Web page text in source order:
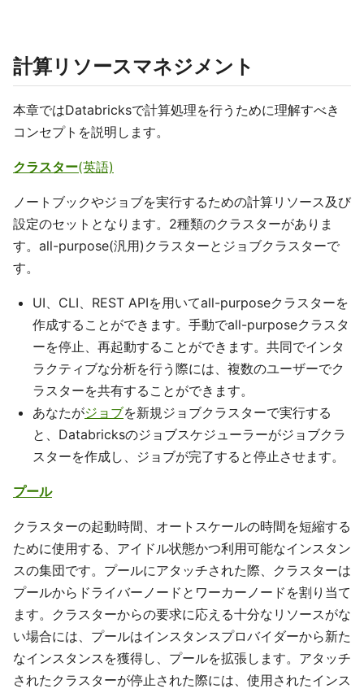
計算リソースマネジメント
本章ではDatabricksで計算処理を行うために理解すべき
コンセプトを説明します。
クラスター(英語)
ノートブックやジョブを実行するための計算リソース及び
設定のセットとなります。2種類のクラスターがありま
す。all-purpose(汎用)クラスターとジョブクラスターで
す。
UI、CLI、REST APIを用いてall-purposeクラスターを
作成することができます。手動でall-purposeクラスタ
ーを停止、再起動することができます。共同でインタ
ラクティブな分析を行う際には、複数のユーザーでク
ラスターを共有することができます。
あなたがジョブを新規ジョブクラスターで実行する
と、Databricksのジョブスケジューラーがジョブクラ
スターを作成し、ジョブが完了すると停止させます。
プール
クラスターの起動時間、オートスケールの時間を短縮する
ために使用する、アイドル状態かつ利用可能なインスタン
スの集団です。プールにアタッチされた際、クラスターは
プールからドライバーノードとワーカーノードを割り当て
ます。クラスターからの要求に応える十分なリソースがな
い場合には、プールはインスタンスプロバイダーから新た
なインスタンスを獲得し、プールを拡張します。アタッチ
されたクラスターが停止された際には、使用されたインス